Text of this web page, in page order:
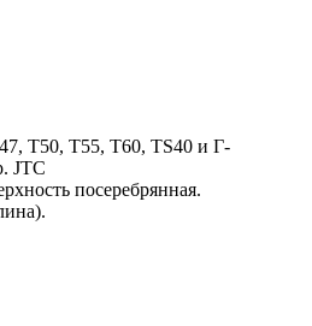
Т50, Т55, Т60, ТS40 и Г-
JTC
посеребрянная.